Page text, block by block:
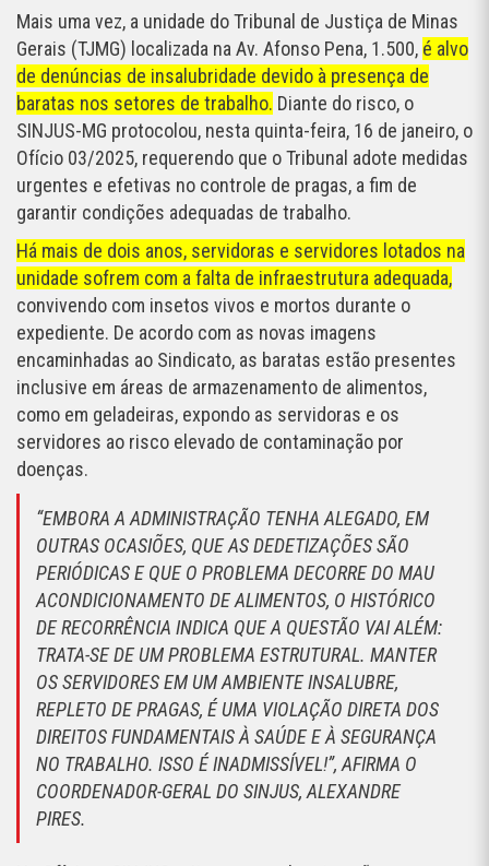
Mais uma vez, a unidade do Tribunal de Justiça de Minas
Gerais (TJMG) localizada na Av. Afonso Pena, 1.500, é alvo
de denúncias de insalubridade devido à presença de
baratas nos setores de trabalho. Diante do risco, o
SINJUS-MG protocolou, nesta quinta-feira, 16 de janeiro, o
Ofício 03/2025, requerendo que o Tribunal adote medidas
urgentes e efetivas no controle de pragas, a fim de
garantir condições adequadas de trabalho.
Há mais de dois anos, servidoras e servidores lotados na
unidade sofrem com a falta de infraestrutura adequada,
convivendo com insetos vivos e mortos durante o
expediente. De acordo com as novas imagens
encaminhadas ao Sindicato, as baratas estão presentes
inclusive em áreas de armazenamento de alimentos,
como em geladeiras, expondo as servidoras e os
servidores ao risco elevado de contaminação por
doenças.
“EMBORA A ADMINISTRAÇÃO TENHA ALEGADO, EM
OUTRAS OCASIÕES, QUE AS DEDETIZAÇÕES SÃO
PERIÓDICAS E QUE O PROBLEMA DECORRE DO MAU
ACONDICIONAMENTO DE ALIMENTOS, O HISTÓRICO
DE RECORRÊNCIA INDICA QUE A QUESTÃO VAI ALÉM:
TRATA-SE DE UM PROBLEMA ESTRUTURAL. MANTER
OS SERVIDORES EM UM AMBIENTE INSALUBRE,
REPLETO DE PRAGAS, É UMA VIOLAÇÃO DIRETA DOS
DIREITOS FUNDAMENTAIS À SAÚDE E À SEGURANÇA
NO TRABALHO. ISSO É INADMISSÍVEL!”, AFIRMA O
COORDENADOR-GERAL DO SINJUS, ALEXANDRE
PIRES.